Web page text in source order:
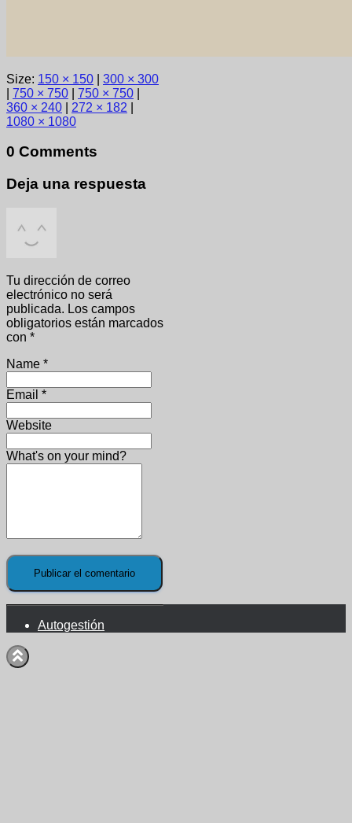
Size: 150 × 150
300 × 300
750 × 750 750 × 750
360 × 240
272 × 182
1080 × 1080
0 Comments
Deja una respuesta
Tu dirección de correo
electrónico no será
publicada. Los campos
obligatorios están marcados
con *
Name *
Email *
Website
What's on your mind?
Autogestión